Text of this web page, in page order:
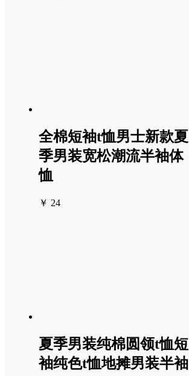
全棉短袖t恤男士新款夏
季男装宽松潮流半袖体
恤
￥ 24
夏季男装纯棉圆领t恤短
袖纯色t恤地摊男装半袖